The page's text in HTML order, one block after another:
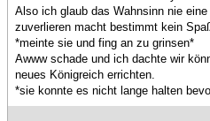
Also ich glaub das Wahnsinn nie
zuverlieren macht bestimmt kein
*meinte sie und fing an zu grinsen*
Awww schade und ich dachte wir
neues Königreich errichten.
*sie konnte es nicht lange halten